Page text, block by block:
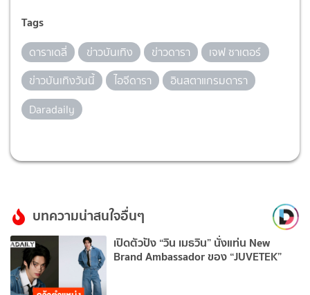
Tags
ดาราเดลี่ ข่าวบันเทิง ข่าวดารา
เจฟ ซาเตอร์
ข่าวบันเทิงวันนี้
ไอจีดารา
อินสตาแกรมดารา
Daradaily
บทความน่าสนใจอื่นๆ
เปิดตัวปัง “วิน เมธวิน” นั่งแท่น New
Brand Ambassador ของ “JUVETEK”